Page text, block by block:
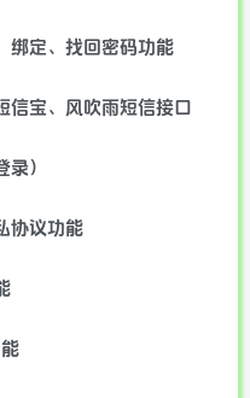
绑定、找回密码功能
信宝、风吹雨短信接口
）
协议功能